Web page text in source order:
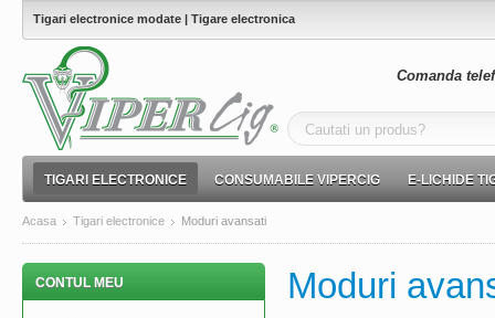
Tigari electronice modate | Tigare electronica
Comanda
TIGARI ELECTRONICE CONSUMABILE VIPERCIG E-LICHIDE
Acasa Tigari electronice Moduri avansati
CONTUL MEU Moduri